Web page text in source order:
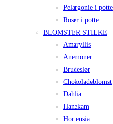
Pelargonie i potte
Roser i potte
BLOMSTER STILKE
Amaryllis
Anemoner
Brudeslør
Chokoladeblomst
Dahlia
Hanekam
Hortensia